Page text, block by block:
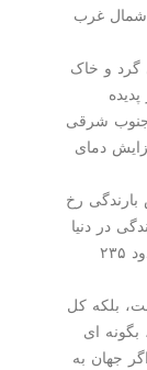
رخ
کل